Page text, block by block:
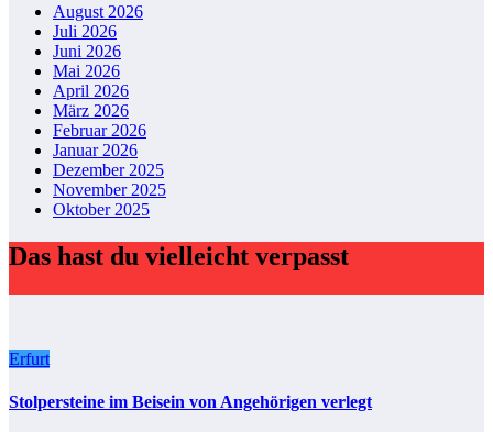
August 2026
Juli 2026
Juni 2026
Mai 2026
April 2026
März 2026
Februar 2026
Januar 2026
Dezember 2025
November 2025
Oktober 2025
Das hast du vielleicht verpasst
Erfurt
Stolpersteine im Beisein von Angehörigen verlegt